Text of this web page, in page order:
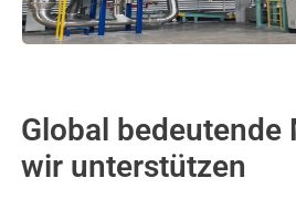
Global bedeutende
wir unterstützen